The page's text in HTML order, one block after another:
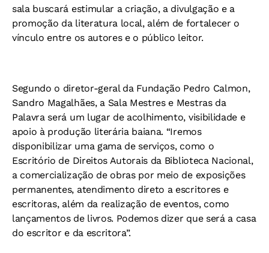
sala buscará estimular a criação, a divulgação e a
promoção da literatura local, além de fortalecer o
vínculo entre os autores e o público leitor.
Segundo o diretor-geral da Fundação Pedro Calmon,
Sandro Magalhães, a Sala Mestres e Mestras da
Palavra será um lugar de acolhimento, visibilidade e
apoio à produção literária baiana. “Iremos
disponibilizar uma gama de serviços, como o
Escritório de Direitos Autorais da Biblioteca Nacional,
a comercialização de obras por meio de exposições
permanentes, atendimento direto a escritores e
escritoras, além da realização de eventos, como
lançamentos de livros. Podemos dizer que será a casa
do escritor e da escritora”.